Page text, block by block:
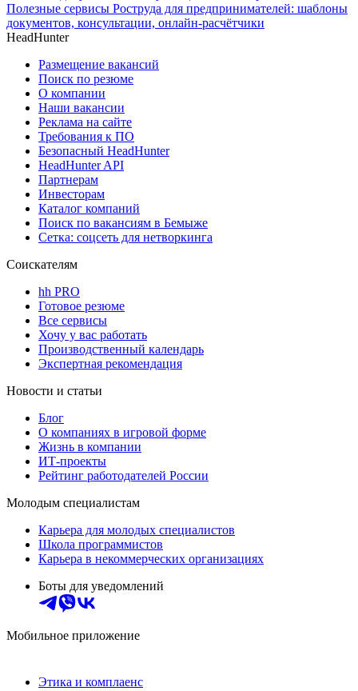
Полезные сервисы Роструда для предпринимателей: шаблоны
документов, консультации, онлайн-расчётчики
HeadHunter
Размещение вакансий
Поиск по резюме
О компании
Наши вакансии
Реклама на сайте
Требования к ПО
Безопасный HeadHunter
HeadHunter API
Партнерам
Инвесторам
Каталог компаний
Поиск по вакансиям в Бемыже
Сетка: соцсеть для нетворкинга
Соискателям
hh PRO
Готовое резюме
Все сервисы
Хочу у вас работать
Производственный календарь
Экспертная рекомендация
Новости и статьи
Блог
О компаниях в игровой форме
Жизнь в компании
ИТ-проекты
Рейтинг работодателей России
Молодым специалистам
Карьера для молодых специалистов
Школа программистов
Карьера в некоммерческих организациях
Боты для уведомлений
Мобильное приложение
Этика и комплаенс